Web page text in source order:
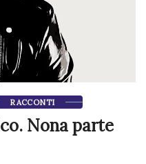
RACCONTI
Nona parte